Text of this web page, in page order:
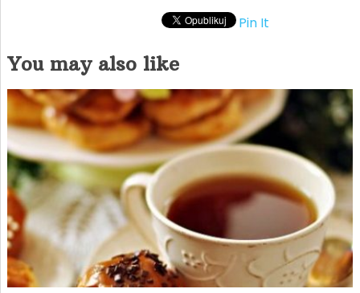
Pin It
You may also like